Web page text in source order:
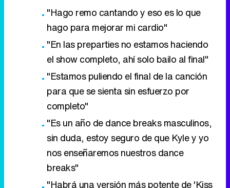
"Hago remo cantando y eso es lo que
hago para mejorar mi cardio"
"En las preparties no estamos haciendo
el show completo, ahí solo bailo al final"
"Estamos puliendo el final de la canción
para que se sienta sin esfuerzo por
completo"
"Es un año de dance breaks masculinos,
sin duda, estoy seguro de que Kyle y yo
nos enseñaremos nuestros dance
breaks"
"Habrá una versión más potente de 'Kiss